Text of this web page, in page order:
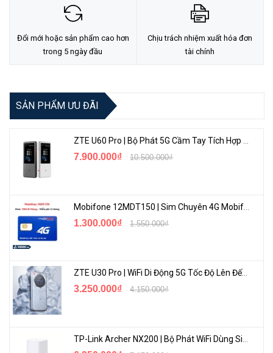
Đổi mới hoặc sản phẩm cao hơn
trong 5 ngày đầu
Chịu trách nhiệm xuất hóa đơn
tài chính
SẢN PHẨM ƯU ĐÃI
ZTE U60 Pro | Bộ Phát 5G Cầm Tay Tích Hợp Công Nghệ WiFi 7, Pin 10000mAh
7.900.000₫ 10.500.000₫
1.300.000₫ 1.550.000₫
ZTE U30 Pro | WiFi Di Động 5G Tốc Độ Lên Đến 500Mbps, Màn Hình Cảm Ứng
3.250.000₫ 4.150.000₫